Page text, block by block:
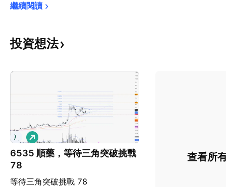
繼續閱讀
投資想法
6535 順藥，等待三角突破挑戰
78
等待三角突破挑戰 78
看
多
查看所